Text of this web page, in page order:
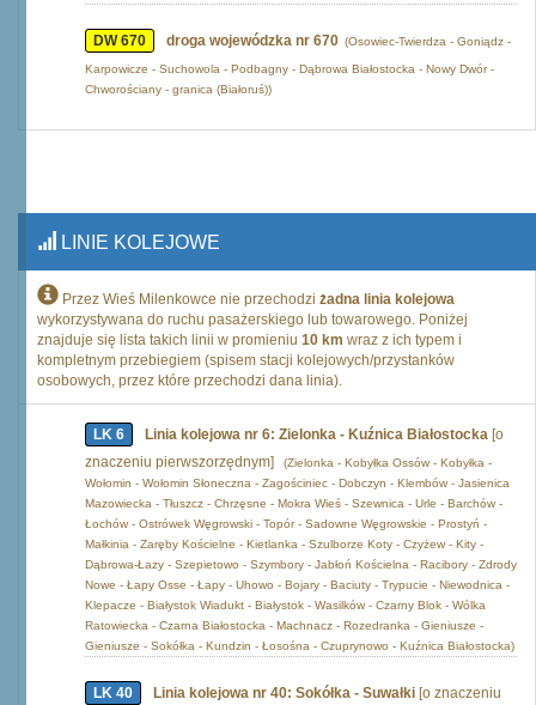
DW 670 droga wojewódzka nr 670 (Osowiec-Twierdza - Goniądz -
Karpowicze - Suchowola - Podbagny - Dąbrowa Białostocka - Nowy Dwór -
Chworościany - granica (Białoruś))
LINIE KOLEJOWE
Przez Wieś Milenkowce nie przechodzi żadna linia kolejowa
wykorzystywana do ruchu pasażerskiego lub towarowego. Poniżej
znajduje się lista takich linii w promieniu 10 km wraz z ich typem i
kompletnym przebiegiem (spisem stacji kolejowych/przystanków
osobowych, przez które przechodzi dana linia).
LK 6 Linia kolejowa nr 6: Zielonka - Kuźnica Białostocka [o
znaczeniu pierwszorzędnym]
(Zielonka - Kobyłka Ossów - Kobyłka -
Wołomin - Wołomin Słoneczna - Zagościniec - Dobczyn - Klembów - Jasienica
Mazowiecka - Tłuszcz - Chrzęsne - Mokra Wieś - Szewnica - Urle - Barchów -
Łochów - Ostrówek Węgrowski - Topór - Sadowne Węgrowskie - Prostyń -
Małkinia - Zaręby Kościelne - Kietlanka - Szulborze Koty - Czyżew - Kity -
Dąbrowa-Łazy - Szepietowo - Szymbory - Jabłoń Kościelna - Racibory - Zdrody
Nowe - Łapy Osse - Łapy - Uhowo - Bojary - Baciuty - Trypucie - Niewodnica -
Klepacze - Białystok Wiadukt - Białystok - Wasilków - Czarny Blok - Wólka
Ratowiecka - Czarna Białostocka - Machnacz - Rozedranka - Gieniusze -
Gieniusze - Sokółka - Kundzin - Łosośna - Czuprynowo - Kuźnica Białostocka)
LK 40 Linia kolejowa nr 40: Sokółka - Suwałki [o znaczeniu